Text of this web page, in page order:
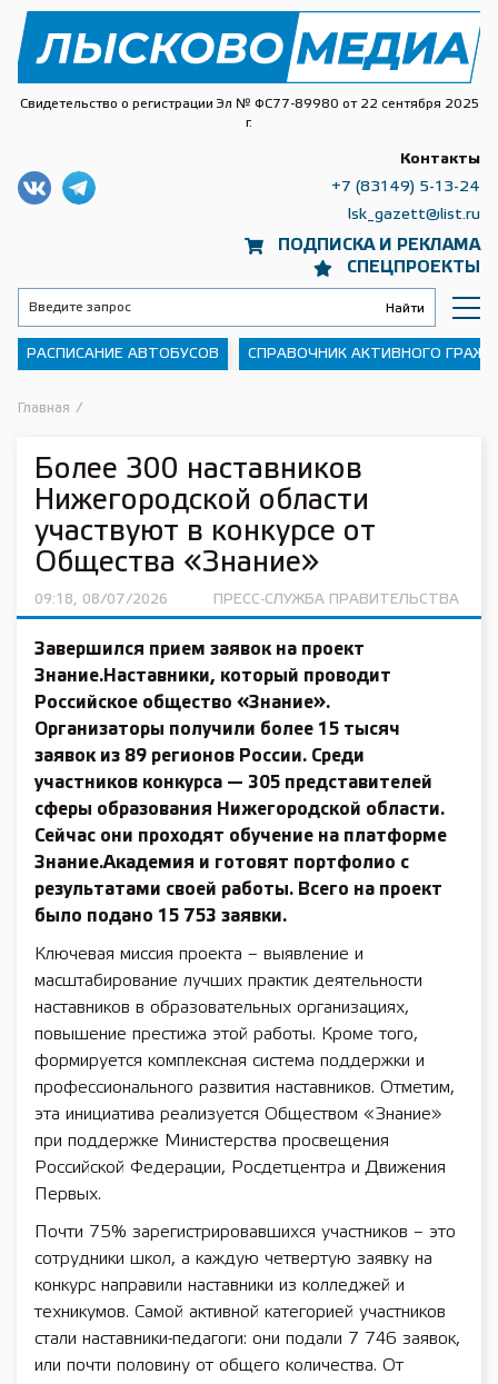
Свидетельство о регистрации Эл № ФС77-89980 от 22 сентября 2025
г.
ПОДПИСКА И РЕКЛАМА
СПЕЦПРОЕКТЫ
Контакты
+7 (83149) 5-13-24
lsk_gazett@list.ru
РАСПИСАНИЕ АВТОБУСОВ СПРАВОЧНИК АКТИВНОГО
Главная /
Более 300 наставников
Нижегородской области
участвуют в конкурсе от
Общества «Знание»
09:18, 08/07/2026 ПРЕСС-СЛУЖБА ПРАВИТЕЛЬСТВА
Завершился прием заявок на проект
Знание.Наставники, который проводит
Российское общество «Знание».
Организаторы получили более 15 тысяч
заявок из 89 регионов России. Среди
участников конкурса — 305 представителей
сферы образования Нижегородской области.
Сейчас они проходят обучение на платформе
Знание.Академия и готовят портфолио с
результатами своей работы. Всего на проект
было подано 15 753 заявки.
Ключевая миссия проекта – выявление и
масштабирование лучших практик деятельности
наставников в образовательных организациях,
повышение престижа этой работы. Кроме того,
формируется комплексная система поддержки и
профессионального развития наставников. Отметим,
эта инициатива реализуется Обществом «Знание»
при поддержке Министерства просвещения
Российской Федерации, Росдетцентра и Движения
Первых.
Почти 75% зарегистрировавшихся участников – это
сотрудники школ, а каждую четвертую заявку на
конкурс направили наставники из колледжей и
техникумов. Самой активной категорией участников
стали наставники-педагоги: они подали 7 746 заявок,
или почти половину от общего количества. От